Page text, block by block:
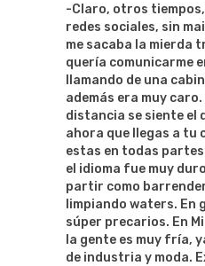
-Claro, otros
redes sociales, sin
me sacaba la mierda
quería comunicarme
llamando de una
además era muy
distancia se siente el
ahora que llegas a tu
estas en todas
el idioma fue muy
partir como
limpiando waters. En
súper precarios. En
la gente es muy fría,
de industria y moda.